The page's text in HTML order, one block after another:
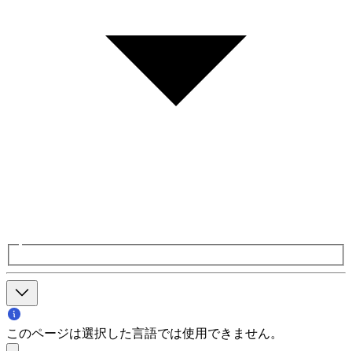
このページは選択した言語では使用できません。